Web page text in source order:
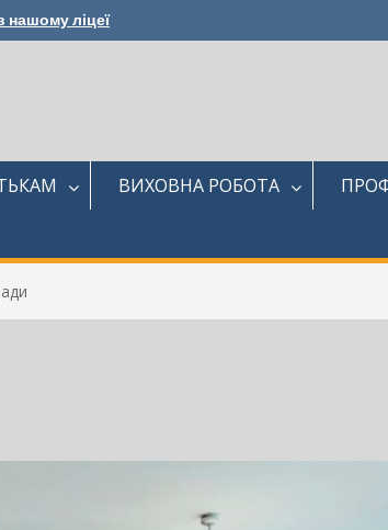
нашому ліцеї
ВИХОВНА РОБОТА